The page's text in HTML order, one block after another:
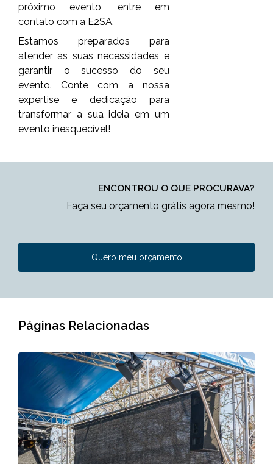
próximo evento, entre em
contato com a E2SA.
Estamos preparados para
atender às suas necessidades e
garantir o sucesso do seu
evento. Conte com a nossa
expertise e dedicação para
transformar a sua ideia em um
evento inesquecível!
ENCONTROU O QUE PROCURAVA?
Faça seu orçamento grátis agora mesmo!
Quero meu orçamento
Páginas Relacionadas